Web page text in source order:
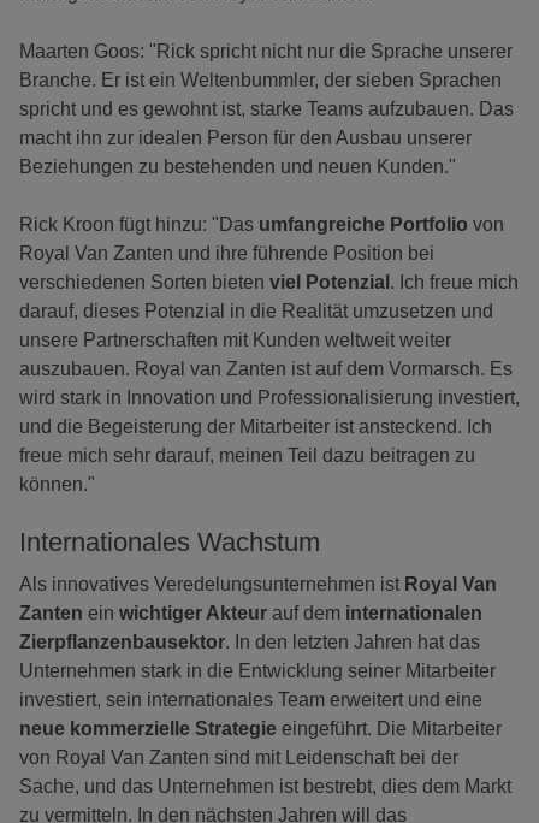
Maarten Goos: "Rick spricht nicht nur die Sprache unserer
Branche. Er ist ein Weltenbummler, der sieben Sprachen
spricht und es gewohnt ist, starke Teams aufzubauen. Das
macht ihn zur idealen Person für den Ausbau unserer
Beziehungen zu bestehenden und neuen Kunden."
Rick Kroon fügt hinzu: "Das umfangreiche Portfolio von
Royal Van Zanten und ihre führende Position bei
verschiedenen Sorten bieten viel Potenzial . Ich freue mich
darauf, dieses Potenzial in die Realität umzusetzen und
unsere Partnerschaften mit Kunden weltweit weiter
auszubauen. Royal van Zanten ist auf dem Vormarsch. Es
wird stark in Innovation und Professionalisierung investiert,
und die Begeisterung der Mitarbeiter ist ansteckend. Ich
freue mich sehr darauf, meinen Teil dazu beitragen zu
können."
Internationales Wachstum
Als innovatives Veredelungsunternehmen ist Royal Van
Zanten ein wichtiger Akteur auf dem internationalen
Zierpflanzenbausektor. In den letzten Jahren hat das
Unternehmen stark in die Entwicklung seiner Mitarbeiter
investiert, sein internationales Team erweitert und eine
neue kommerzielle Strategie eingeführt. Die Mitarbeiter
von Royal Van Zanten sind mit Leidenschaft bei der
Sache, und das Unternehmen ist bestrebt, dies dem Markt
zu vermitteln. In den nächsten Jahren will das